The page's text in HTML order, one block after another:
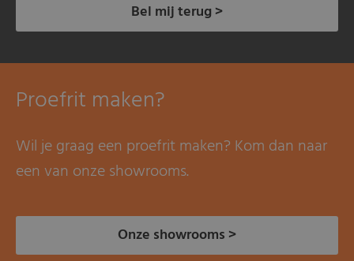
Bel mij terug >
Proefrit maken?
Wil je graag een proefrit maken? Kom dan naar
een van onze showrooms.
Onze showrooms >